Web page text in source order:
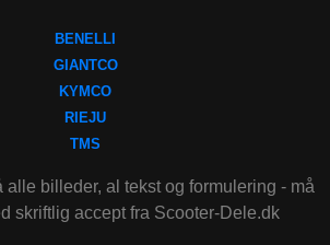
BENELLI
GIANTCO
KYMCO
RIEJU
TMS
alle billeder, al tekst og formulering - må
skriftlig accept fra Scooter-Dele.dk